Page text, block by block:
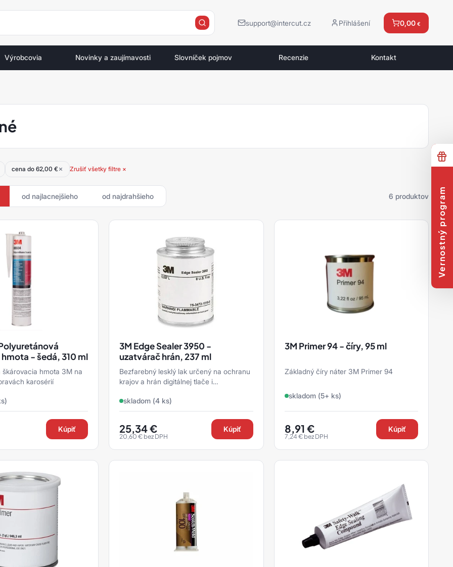
support@intercut.cz Přihlášení 0,00 €
Výrobcovia Novinky a zaujímavosti Slovníček pojmov Recenzie Kontakt
cena do 62,00 € Zrušiť všetky filtre ×
od najlacnejšieho od najdrahšieho 6 produktov
- šedá, 310 ml
škárovacia hmota 3M na
karosérií
Kúpiť
3M Edge Sealer 3950 -
uzatvárač hrán, 237 ml
Bezfarebný lesklý lak určený na ochranu
krajov a hrán digitálnej tlače i
vlhkosti.
skladom (4 ks)
25,34€
20,60€ bez DPH
Kúpiť
3M Primer 94 - číry, 95 ml
Základný číry náter 3M Primer 94
skladom (5+ ks)
8,91 €
7,24 €bez DPH
Kúpiť
Vernostný program